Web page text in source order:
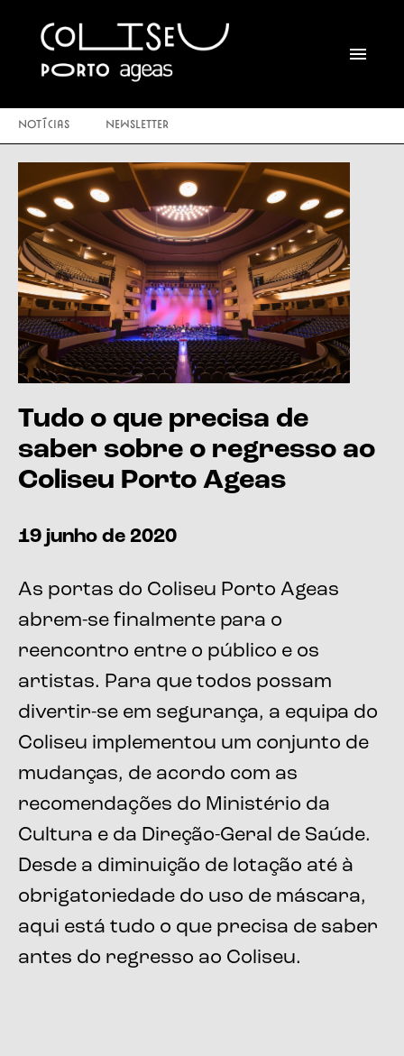
Notícias Newsletter
Tudo o que precisa de
saber sobre o regresso ao
Coliseu Porto Ageas
19 junho de 2020
As portas do Coliseu Porto Ageas
abrem-se finalmente para o
reencontro entre o público e os
artistas. Para que todos possam
divertir-se em segurança, a equipa do
Coliseu implementou um conjunto de
mudanças, de acordo com as
recomendações do Ministério da
Cultura e da Direção-Geral de Saúde.
Desde a diminuição de lotação até à
obrigatoriedade do uso de máscara,
aqui está tudo o que precisa de saber
antes do regresso ao Coliseu.